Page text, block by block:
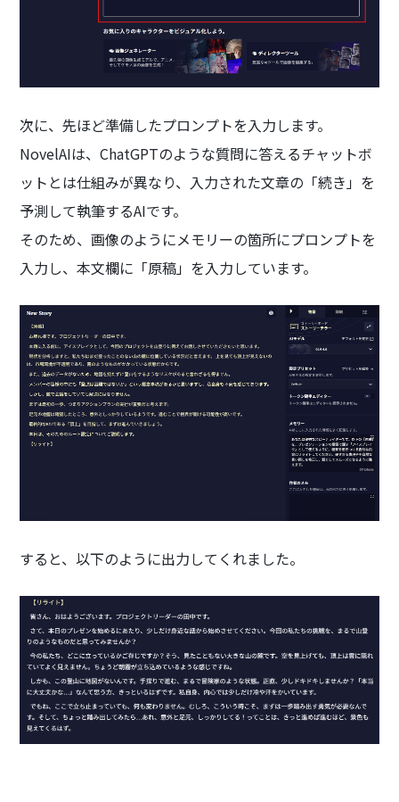
次に、先ほど準備したプロンプトを入力します。
NovelAIは、ChatGPTのような質問に答えるチャットボ
ットとは仕組みが異なり、入力された文章の「続き」を
予測して執筆するAIです。
そのため、画像のようにメモリーの箇所にプロンプトを
入力し、本文欄に「原稿」を入力しています。
すると、以下のように出力してくれました。